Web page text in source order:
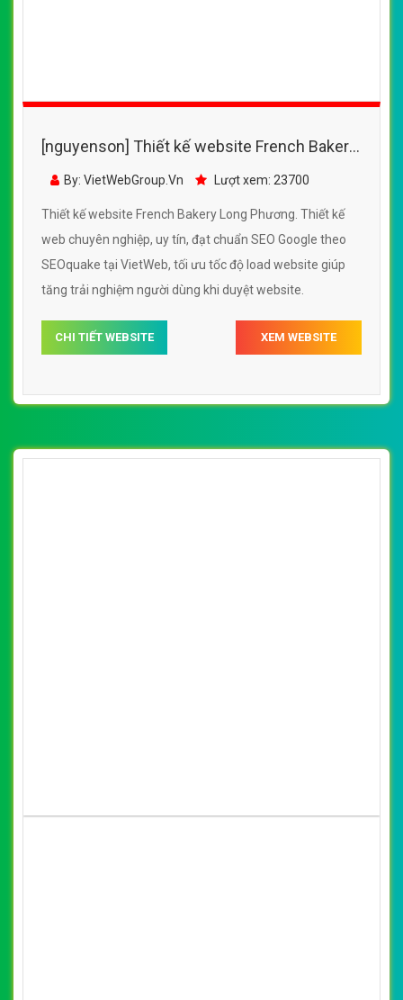
[nguyenson] Thiết kế website French Bakery
Long Phương đẹp, chuyên nghiệp chuẩn SEO
By: VietWebGroup.Vn Lượt xem: 23700
Thiết kế website French Bakery Long Phương. Thiết kế
web chuyên nghiệp, uy tín, đạt chuẩn SEO Google theo
SEOquake tại VietWeb, tối ưu tốc độ load website giúp
tăng trải nghiệm người dùng khi duyệt website.
CHI TIẾT WEBSITE XEM WEBSITE